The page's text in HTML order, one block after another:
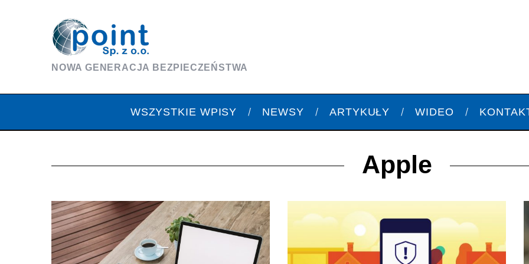
NOWA GENERACJA BEZPIECZEŃSTWA
WSZYSTKIE WPISY NEWSY ARTYKUŁY WIDEO
Apple